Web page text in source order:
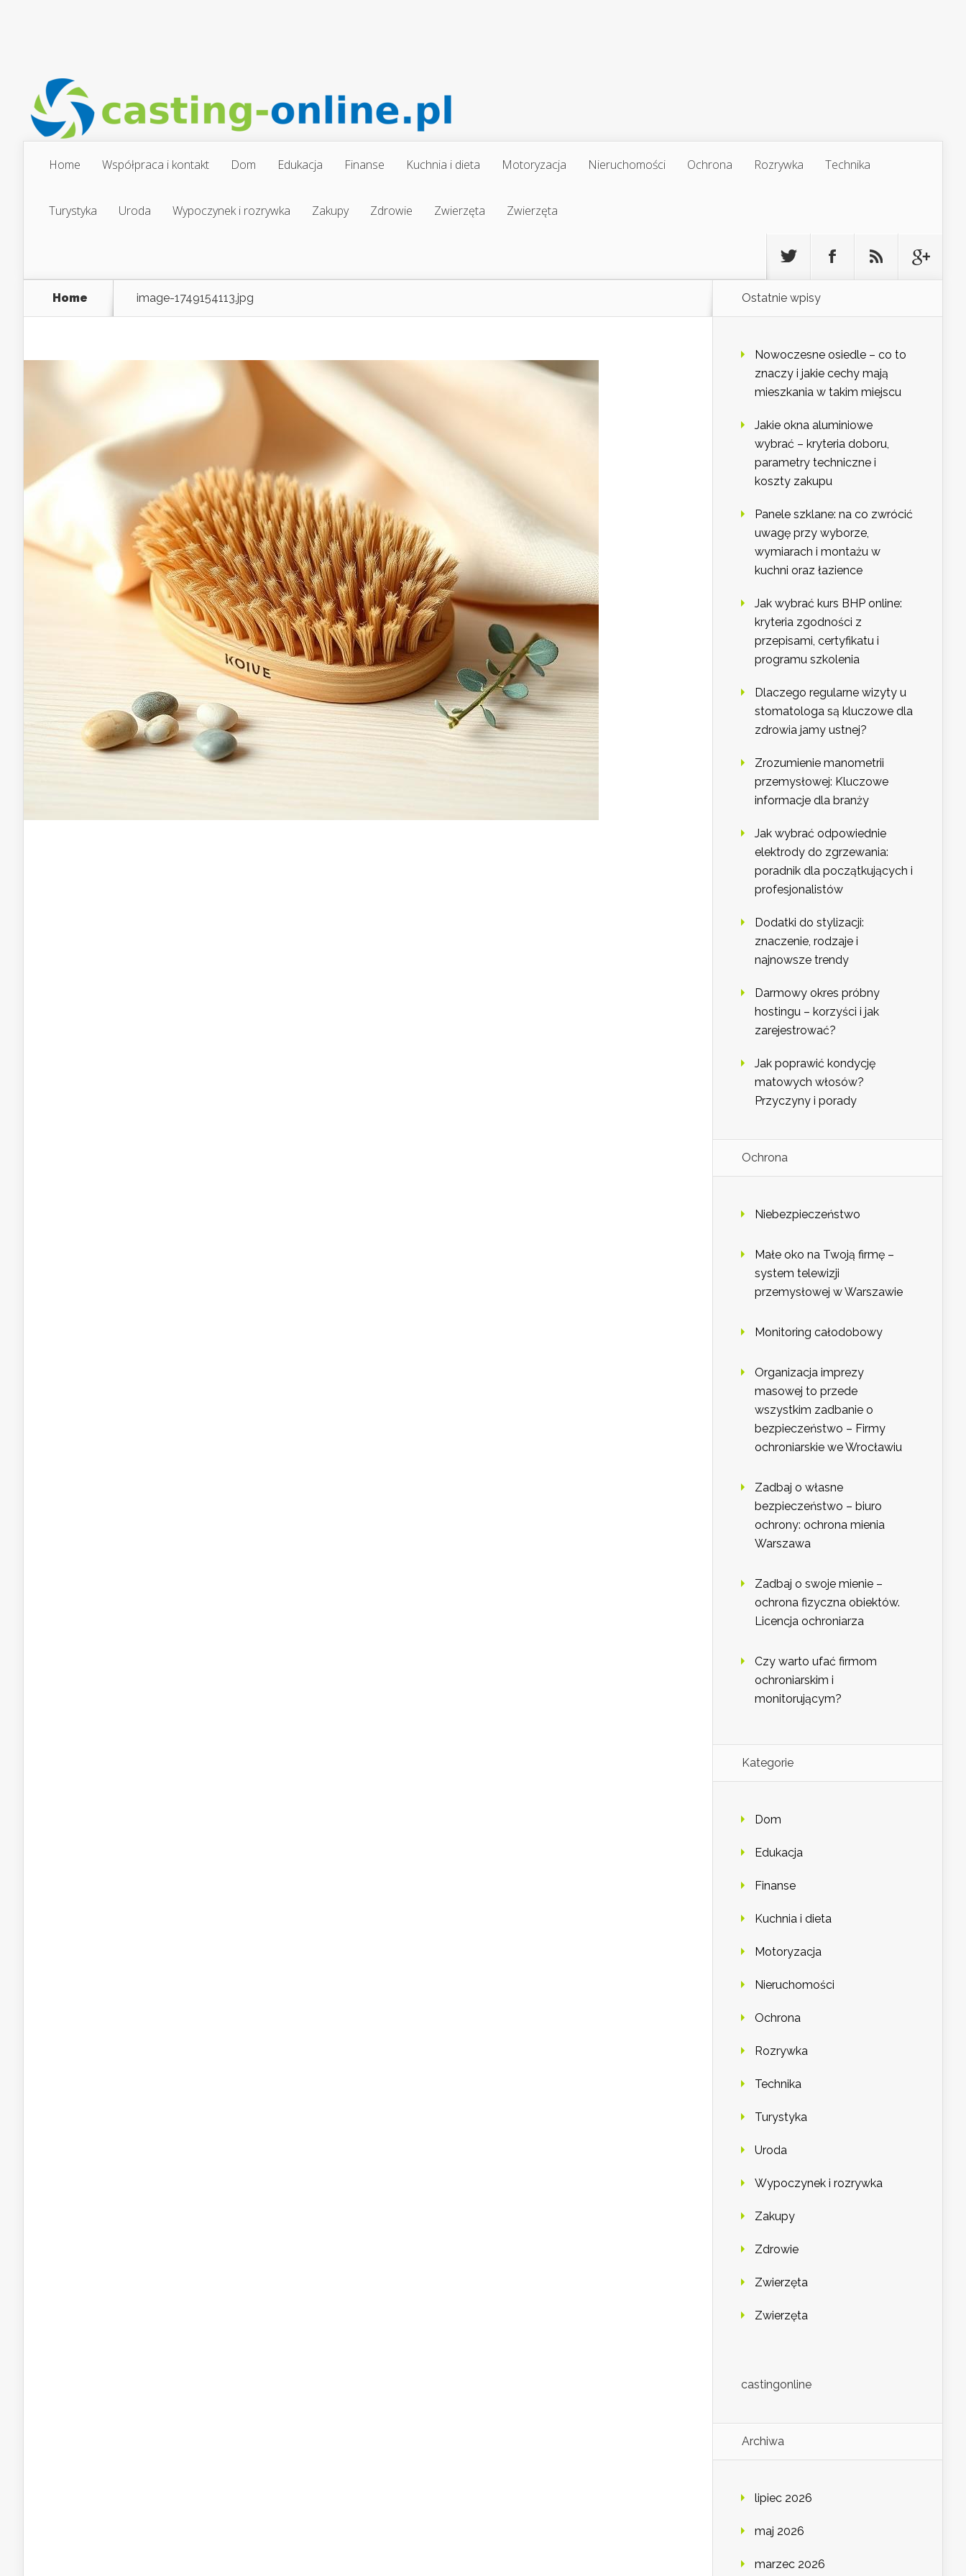
Home Współpraca i kontakt Dom Edukacja Finanse Kuchnia i dieta Motoryzacja Nieruchomości Ochrona Rozrywka Technika
Turystyka Uroda Wypoczynek i rozrywka Zakupy Zdrowie Zwierzęta Zwierzęta
Home image-1749154113.jpg Ostatnie wpisy
Nowoczesne osiedle – co to
znaczy i jakie cechy mają
mieszkania w takim miejscu
Jakie okna aluminiowe
wybrać – kryteria doboru,
parametry techniczne i
koszty zakupu
Panele szklane: na co zwrócić
uwagę przy wyborze,
wymiarach i montażu w
kuchni oraz łazience
Jak wybrać kurs BHP online:
kryteria zgodności z
przepisami, certyfikatu i
programu szkolenia
Dlaczego regularne wizyty u
stomatologa są kluczowe dla
zdrowia jamy ustnej?
Zrozumienie manometrii
przemysłowej: Kluczowe
informacje dla branży
Jak wybrać odpowiednie
elektrody do zgrzewania:
poradnik dla początkujących i
profesjonalistów
Dodatki do stylizacji:
znaczenie, rodzaje i
najnowsze trendy
Darmowy okres próbny
hostingu – korzyści i jak
zarejestrować?
Jak poprawić kondycję
matowych włosów?
Przyczyny i porady
Ochrona
Niebezpieczeństwo
Małe oko na Twoją firmę –
system telewizji
przemysłowej w Warszawie
Monitoring całodobowy
Organizacja imprezy
masowej to przede
wszystkim zadbanie o
bezpieczeństwo – Firmy
ochroniarskie we Wrocławiu
Zadbaj o własne
bezpieczeństwo – biuro
ochrony: ochrona mienia
Warszawa
Zadbaj o swoje mienie –
ochrona fizyczna obiektów.
Licencja ochroniarza
Czy warto ufać firmom
ochroniarskim i
monitorującym?
Kategorie
Dom
Edukacja
Finanse
Kuchnia i dieta
Motoryzacja
Nieruchomości
Ochrona
Rozrywka
Technika
Turystyka
Uroda
Wypoczynek i rozrywka
Zakupy
Zdrowie
Zwierzęta
Zwierzęta
castingonline
Archiwa
lipiec 2026
maj 2026
marzec 2026